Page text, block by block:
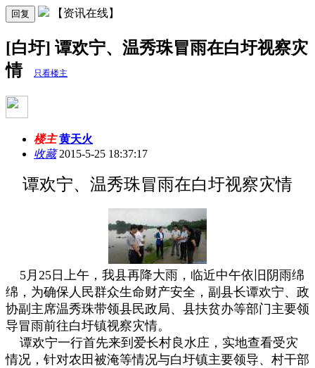
回复 【资讯在线】
[白圩] 谭欢宁、温秀珠冒雨在白圩视察灾
情
只看楼主
楼主 黄天火
收藏2015-5-25 18:37:17
谭欢宁、温秀珠冒雨在白圩视察灾情
5月25日上午，我县再降大雨，临近中午依旧阴雨绵
绵，为确保人民群众生命财产安全，副县长谭欢宁、政
协副主席温秀珠带领县民政局、县扶贫办等部门主要领
导冒雨前往白圩镇视察灾情。
谭欢宁一行首先来到爱长村良水庄，实地查看受灾
情况，针对农田被淹等情况与白圩镇主要领导、村干部